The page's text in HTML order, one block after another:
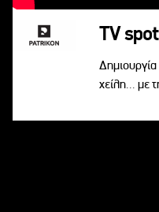
TV spot
χείλη... με